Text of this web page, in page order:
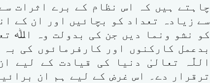
چاہتے ہیں کہ اس نظام کے برے اثرات
سے زیادہ تعداد کو بچائیں اور ان کے
کو نشو ونما دیں جن کی بدولت وہ اﷲ
بدعمل کارکنوں اور کارفرمائوں کی
اللّٰہ تعالیٰ دنیا کی قیادت کے لیے
ترقرار دے۔ اس غرض کے لیے ہم ان